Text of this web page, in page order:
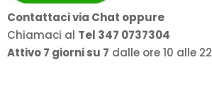
Contattaci via Chat oppure
Chiamaci al Tel 347 0737304
Attivo 7 giorni su 7 dalle ore 10 alle 22